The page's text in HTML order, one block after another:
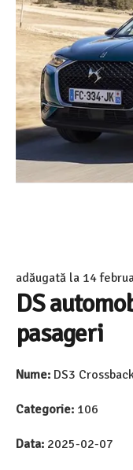
adăugată la 14
DS
pasageri
Nume: DS3
Categorie: 106
Data: 2025-02-07